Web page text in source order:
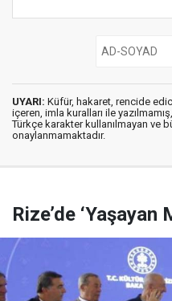
UYARI: Küfür, hakaret, rencide
içeren, imla kuralları ile yazılmamış,
Türkçe karakter kullanılmayan ve
onaylanmamaktadır.
Rize’de ‘Yaşayan